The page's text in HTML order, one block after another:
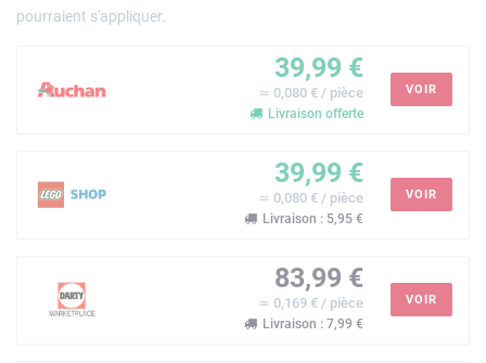
pourraient s'appliquer.
39,99 €
≃ 0,080 € / pièce
Livraison offerte
VOIR
39,99 €
≃ 0,080 € / pièce
Livraison : 5,95 €
VOIR
83,99 €
≃ 0,169 € / pièce
Livraison : 7,99 €
VOIR